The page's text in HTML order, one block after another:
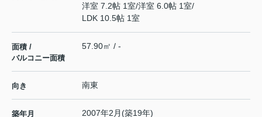
洋室 7.2帖 1室/洋室 6.0帖 1室/
LDK 10.5帖 1室
面積 /
バルコニー面積
57.90㎡ / -
向き 南東
築年月 2007年2月(築19年)